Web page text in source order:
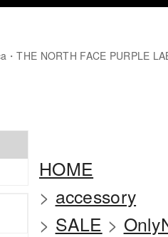
・THE NORTH FACE PURPLE
HOME
> accessory
> SALE >